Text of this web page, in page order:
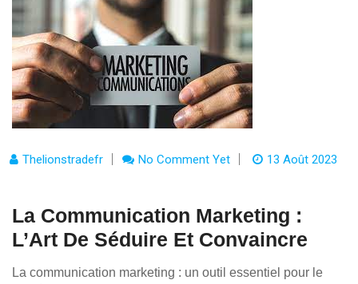
Thelionstradefr No Comment Yet 13 Août 2023
La Communication Marketing :
L’Art De Séduire Et Convaincre
La communication marketing : un outil essentiel pour le